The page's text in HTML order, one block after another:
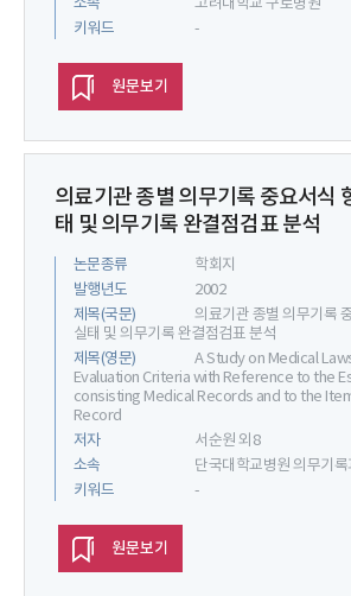
소속
고려대학교 구로병원
키워드
-
원문보기
의료기관 종별 의무기록 중요서식
태 및 의무기록 완결점검표 분석
논문종류
학회지
발행년도
2002
제목(국문)
의료기관 종별 의무기록
실태 및 의무기록 완결점검표 분석
제목(영문)
A Study on Medical
Evaluation Criteria with Reference to the
consisting Medical Records and to the
Record
저자
서순원 외8
소속
단국대학교병원 의무기록
키워드
-
원문보기